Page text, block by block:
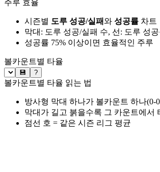
주루 효율
시즌별 도루 성공/실패와 성공률 차트
막대: 도루 성공/실패 수, 선: 도루 성
성공률 75% 이상이면 효율적인 주루
볼카운트별 타율
💾 ?
볼카운트별 타율 읽는 법
방사형 막대 하나가 볼카운트 하나(0-
막대가 길고 붉을수록 그 카운트에서
점선 호 = 같은 시즌 리그 평균